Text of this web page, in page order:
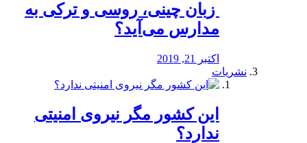
️ زبان چینی، روسی و ترکی به
مدارس می‌آید؟
اکتبر 21, 2019
نشریات
این کشور مگر نیروی امنیتی
ندارد؟